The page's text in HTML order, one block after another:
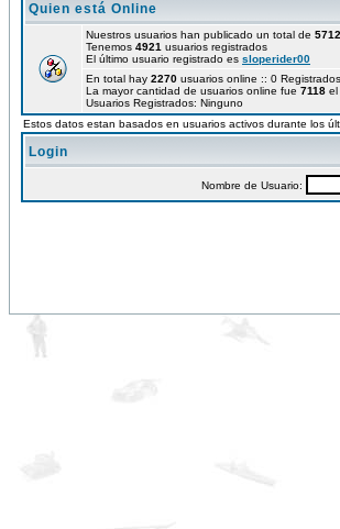
Quien está Online
Nuestros usuarios han publicado un total de
Tenemos 4921 usuarios registrados
El último usuario registrado es sloperider00
En total hay 2270 usuarios online :: 0
La mayor cantidad de usuarios online fue 7118 el
Usuarios Registrados: Ninguno
Estos datos estan basados en usuarios activos durante los
Login
Nombre de Usuario: